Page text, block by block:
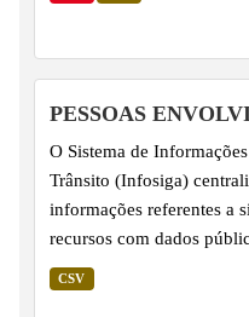
PESSOAS
O Sistema de
Trânsito (Infosiga)
informações referentes a
recursos com dados
Estado de São Paulo. Os
em Sinistros são
CSV